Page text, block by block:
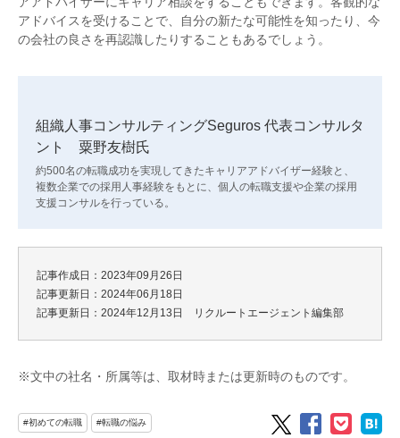
アドバイスを受けることで、自分の新たな可能性を知ったり、今
の会社の良さを再認識したりすることもあるでしょう。
組織人事コンサルティングSeguros 代表コンサルタ
ント 粟野友樹氏
約500名の転職成功を実現してきたキャリアアドバイザー経験と、
複数企業での採用人事経験をもとに、個人の転職支援や企業の採用
支援コンサルを行っている。
記事作成日：2023年09月26日
記事更新日：2024年06月18日
記事更新日：2024年12月13日 リクルートエージェント編集部
※文中の社名・所属等は、取材時または更新時のものです。
#初めての転職 #転職の悩み